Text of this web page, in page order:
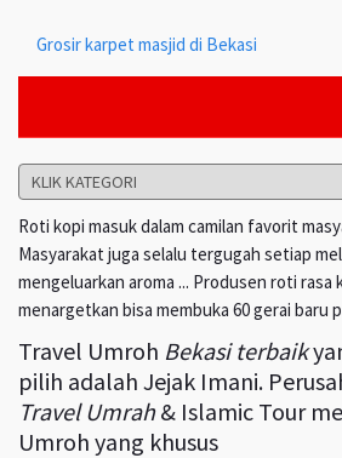
Grosir karpet masjid di Bekasi
Roti kopi masuk dalam camilan favorit
Masyarakat juga selalu tergugah setiap
mengeluarkan aroma ... Produsen roti rasa
menargetkan bisa membuka 60 gerai baru
Travel Umroh Bekasi terbaik
pilih adalah Jejak Imani.
Travel Umrah& Islamic Tour
Umroh yang khusus